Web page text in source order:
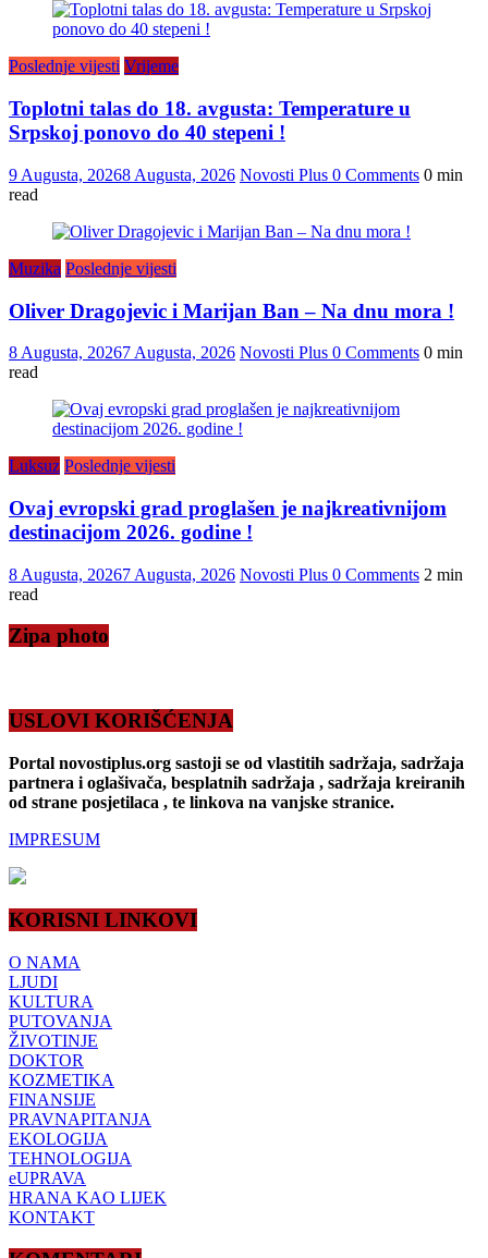
Poslednje vijesti Vrijeme
Toplotni talas do 18. avgusta: Temperature u
Srpskoj ponovo do 40 stepeni !
9 Augusta, 20268 Augusta, 2026 Novosti Plus 0 Comments 0 min
read
Muzika Poslednje vijesti
Oliver Dragojevic i Marijan Ban – Na dnu mora !
8 Augusta, 20267 Augusta, 2026 Novosti Plus 0 Comments 0 min
read
Luksuz Poslednje vijesti
Ovaj evropski grad proglašen je najkreativnijom
destinacijom 2026. godine !
8 Augusta, 20267 Augusta, 2026 Novosti Plus 0 Comments 2 min
read
Zipa photo
USLOVI KORIŠĆENJA
Portal novostiplus.org sastoji se od vlastitih sadržaja, sadržaja
partnera i oglašivača, besplatnih sadržaja , sadržaja kreiranih
od strane posjetilaca , te linkova na vanjske stranice.
IMPRESUM
KORISNI LINKOVI
O NAMA
LJUDI
KULTURA
PUTOVANJA
ŽIVOTINJE
DOKTOR
KOZMETIKA
FINANSIJE
PRAVNAPITANJA
EKOLOGIJA
TEHNOLOGIJA
eUPRAVA
HRANA KAO LIJEK
KONTAKT